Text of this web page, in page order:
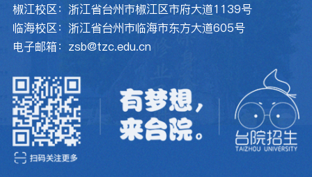
椒江校区：浙江省台州市椒江区市府大道1139号
临海校区：浙江省台州市临海市东方大道605号
电子邮箱：zsb@tzc.edu.cn